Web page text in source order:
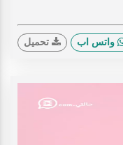
واتس اب تحميل